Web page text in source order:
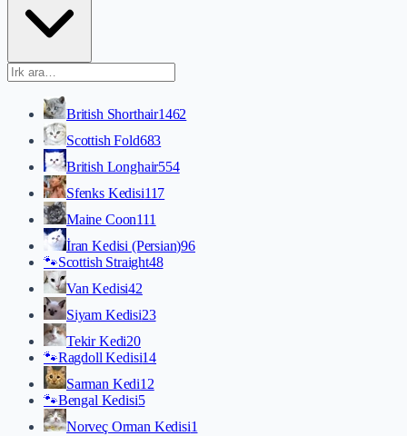
British Shorthair1462
Scottish Fold683
British Longhair554
Sfenks Kedisi117
Maine Coon111
İran Kedisi (Persian)96
🐾Scottish Straight48
Van Kedisi42
Siyam Kedisi23
Tekir Kedi20
🐾Ragdoll Kedisi14
Sarman Kedi12
🐾Bengal Kedisi5
Norveç Orman Kedisi1